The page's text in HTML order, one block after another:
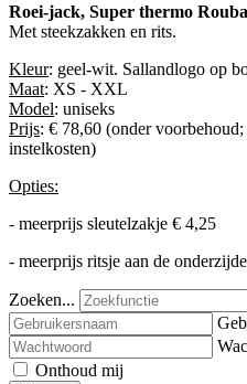
Roei-jack, Super thermo
Met steekzakken en rits.
Kleur: geel-wit. Sallandlogo op
Maat: XS - XXL
Model: uniseks
Prijs: € 78,60 (onder
instelkosten)
Opties:
- meerprijs sleutelzakje € 4,25
- meerprijs ritsje aan de
Zoeken...
Onthoud mij